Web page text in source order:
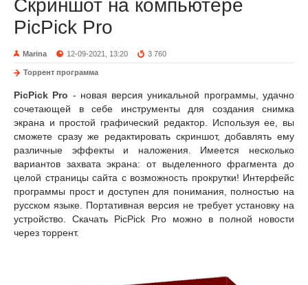
Скриншот на компьютере
PicPick Pro
Marina 12-09-2021, 13:20 3 760
Торрент программа
PicPick Pro - новая версия уникальной программы, удачно
сочетающей в себе инструменты для создания снимка
экрана и простой графический редактор. Используя ее, вы
сможете сразу же редактировать скриншот, добавлять ему
различные эффекты и наложения. Имеется несколько
вариантов захвата экрана: от выделенного фрагмента до
целой страницы сайта с возможность прокрутки! Интерфейс
программы прост и доступен для понимания, полностью на
русском языке. Портативная версия не требует установку на
устройство. Скачать PicPick Pro можно в полной новости
через торрент.